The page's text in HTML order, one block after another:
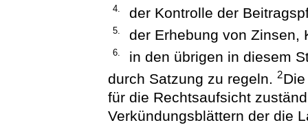
4. der Kontrolle der
5. der Erhebung von Zinsen,
6.
in den übrigen in diesem
durch Satzung zu regeln.2
für die Rechtsaufsicht
Verkündungsblättern der die